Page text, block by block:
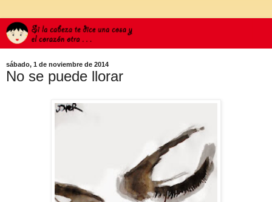
sábado, 1 de noviembre de 2014
No se puede llorar